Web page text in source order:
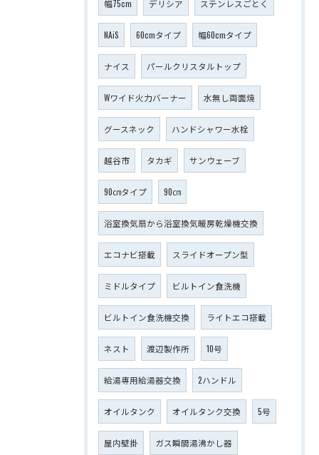
幅75cm デリシア ステンレスごとく
NAiS 60cmタイプ 幅60cmタイプ
ナイス パールクリスタルトップ
Wワイド火力バーナー 水無し両面焼
グースネック ハンドシャワー水栓
越谷市 タカギ サンウェーブ
90㎝タイプ 90㎝
浴室換気扇から浴室換気暖房乾燥機交換
エコナビ搭載 スライドオープン型
ミドルタイプ ビルトイン食洗機
ビルトイン食洗機交換 ライトエコ搭載
ネスト 渡辺製作所 10号
給湯専用給湯器交換 2ハンドル
オイルタンク オイルタンク交換 5号
屋内壁掛 ガス瞬間湯沸かし器